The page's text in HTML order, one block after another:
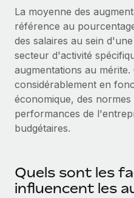
Contrôles
Simplifiez vos
candidats
Remote Watchtower
Gardez un temps
matière de conformité
Gestion des appareils
Création d’entité
ÉTUDES DE CAS
Comment Weaviate,
ses effectifs de 120 %
Weaviate en bref Weaviate
source et AI-first. Sa mission
Intégration Remote x
Obtenir de l’aide
Voir toutes les
BLOG
Paie multipays
EOR et PEO
Taxes
Explorer le blog
La moyenne des
référence au
des salaires au sein
secteur d'activité
augmentations au
considérablement en
économique, des normes
performances de
budgétaires.
Quels sont les
influencent les